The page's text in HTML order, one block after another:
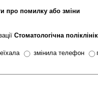
про помилку або зміни
Стоматологічна
змінила телефон